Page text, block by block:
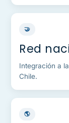
🤝
Red
Integración a
Chile.
🌎